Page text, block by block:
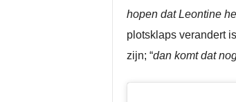
hopen dat Leontine
plotsklaps verandert
zijn; “dan komt dat